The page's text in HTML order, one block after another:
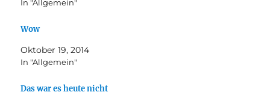
In "Allgemein"
Wow
Oktober 19, 2014
In "Allgemein"
Das war es heute nicht